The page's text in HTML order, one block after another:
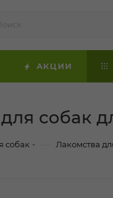
АКЦИИ
собак
собак Лакомства